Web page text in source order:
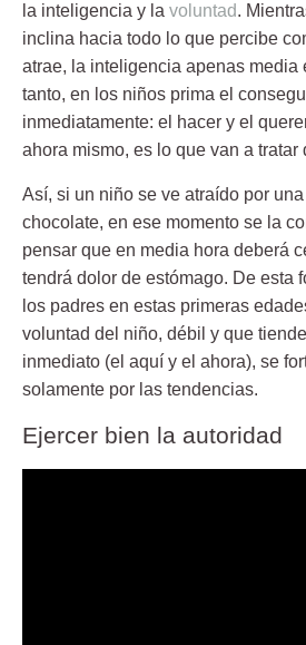
la inteligencia y la voluntad.
inclina hacia todo lo que percibe
atrae, la inteligencia apenas media
tanto, en los niños prima el
inmediatamente: el hacer y el
ahora mismo, es lo que van a tratar
Así, si un niño se ve atraído por
chocolate, en ese momento se la
pensar que en media hora deberá
tendrá dolor de estómago. De esta
los padres en estas primeras
voluntad del niño, débil y que
inmediato (el aquí y el ahora), se
solamente por las tendencias.
Ejercer bien la autoridad